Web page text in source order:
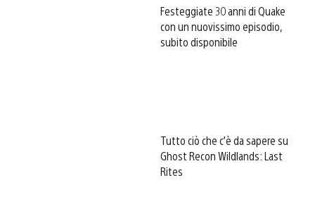
Festeggiate 30 anni di Quake
con un nuovissimo episodio,
subito disponibile
Tutto ciò che c’è da sapere su
Ghost Recon Wildlands: Last
Rites